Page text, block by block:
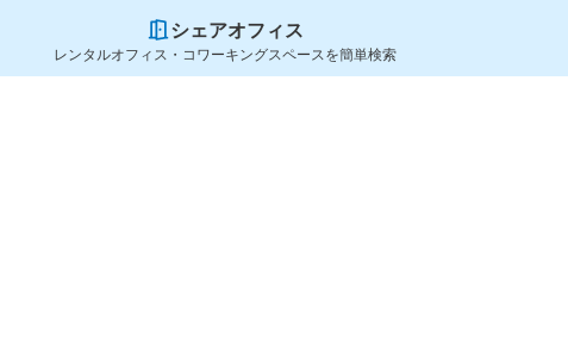
シェアオフィス
レンタルオフィス・コワーキングスペースを簡単検索